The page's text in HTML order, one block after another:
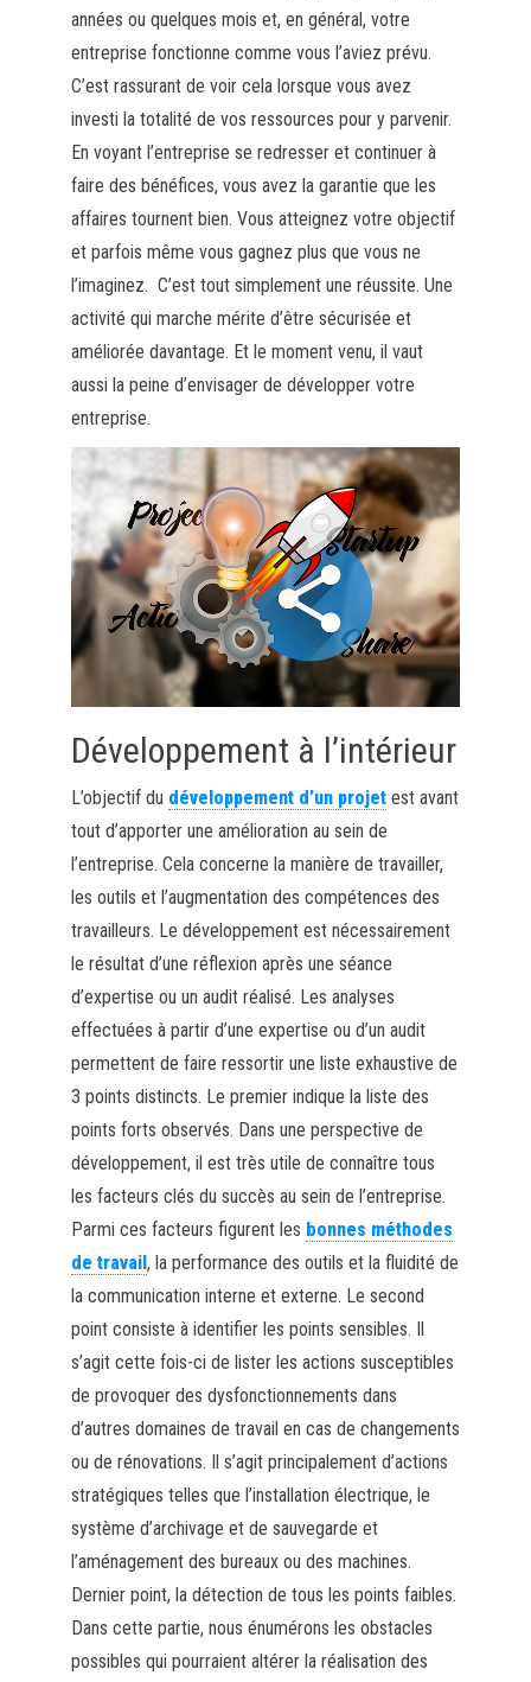
années ou quelques mois et, en général, votre
entreprise fonctionne comme vous l’aviez prévu.
C’est rassurant de voir cela lorsque vous avez
investi la totalité de vos ressources pour y parvenir.
En voyant l’entreprise se redresser et continuer à
faire des bénéfices, vous avez la garantie que les
affaires tournent bien. Vous atteignez votre objectif
et parfois même vous gagnez plus que vous ne
l’imaginez. C’est tout simplement une réussite. Une
activité qui marche mérite d’être sécurisée et
améliorée davantage. Et le moment venu, il vaut
aussi la peine d’envisager de développer votre
entreprise.
Développement à l’intérieur
L’objectif du développement d’un projetest avant
tout d’apporter une amélioration au sein de
l’entreprise. Cela concerne la manière de travailler,
les outils et l’augmentation des compétences des
travailleurs. Le développement est nécessairement
le résultat d’une réflexion après une séance
d’expertise ou un audit réalisé. Les analyses
effectuées à partir d’une expertise ou d’un audit
permettent de faire ressortir une liste exhaustive de
3 points distincts. Le premier indique la liste des
points forts observés. Dans une perspective de
développement, il est très utile de connaître tous
les facteurs clés du succès au sein de l’entreprise.
Parmi ces facteurs figurent les bonnes méthodes
de travail, la performance des outils et la fluidité de
la communication interne et externe. Le second
point consiste à identifier les points sensibles. Il
s’agit cette fois-ci de lister les actions susceptibles
de provoquer des dysfonctionnements dans
d’autres domaines de travail en cas de changements
ou de rénovations. Il s’agit principalement d’actions
stratégiques telles que l’installation électrique, le
système d’archivage et de sauvegarde et
l’aménagement des bureaux ou des machines.
Dernier point, la détection de tous les points faibles.
Dans cette partie, nous énumérons les obstacles
possibles qui pourraient altérer la réalisation des